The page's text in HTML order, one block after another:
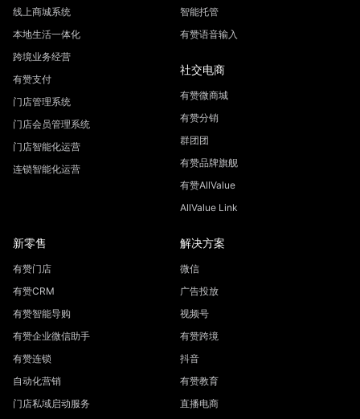
线上商城系统
本地生活一体化
跨境业务经营
有赞支付
门店管理系统
门店会员管理系统
门店智能化运营
连锁智能化运营
智能托管
有赞语音输入
社交电商
有赞微商城
有赞分销
群团团
有赞品牌旗舰
有赞AllValue
AllValue Link
新零售
有赞门店
有赞CRM
有赞智能导购
有赞企业微信助手
有赞连锁
自动化营销
门店私域启动服务
解决方案
微信
广告投放
视频号
有赞跨境
抖音
有赞教育
直播电商